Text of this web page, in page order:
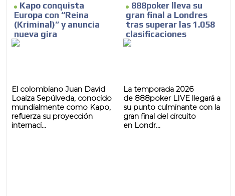
Kapo conquista
Europa con “Reina
(Kriminal)” y anuncia
nueva gira
El colombiano Juan David
Loaiza Sepúlveda, conocido
mundialmente como Kapo,
refuerza su proyección
internaci...
888poker lleva su
gran final a Londres
tras superar las 1.058
clasificaciones
La temporada 2026
de 888poker LIVE llegará a
su punto culminante con la
gran final del circuito
en Londr...